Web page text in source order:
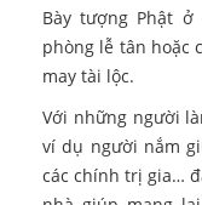
Bày tượng Phật ở
phòng lễ tân hoặc
may tài lộc.
Với những người
ví dụ người nắm
các chính trị gia…